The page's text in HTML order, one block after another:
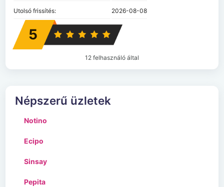
Utolsó frissítés: 2026-08-08
5
12 felhasználó által
Népszerű üzletek
Notino
Ecipo
Sinsay
Pepita